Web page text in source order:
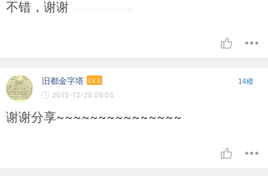
不错，谢谢
旧都金字塔 LV.1 14楼
2015-12-28 09:05
谢谢分享~~~~~~~~~~~~~~~